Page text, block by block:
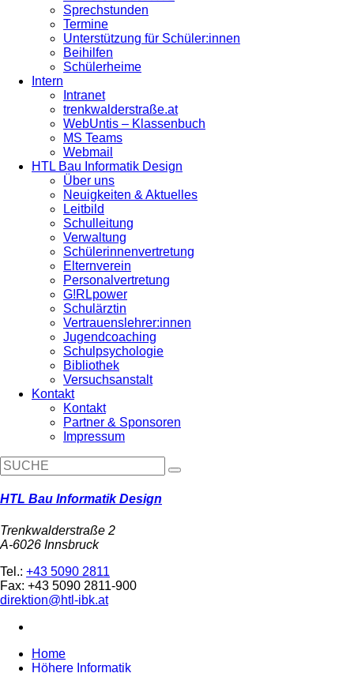
Sprechstunden
Termine
Unterstützung für Schüler:innen
Beihilfen
Schülerheime
Intern
Intranet
trenkwalderstraße.at
WebUntis – Klassenbuch
MS Teams
Webmail
HTL Bau Informatik Design
Über uns
Neuigkeiten & Aktuelles
Leitbild
Schulleitung
Verwaltung
Schülerinnenvertretung
Elternverein
Personalvertretung
G!RLpower
Schulärztin
Vertrauenslehrer:innen
Jugendcoaching
Schulpsychologie
Bibliothek
Versuchsanstalt
Kontakt
Kontakt
Partner & Sponsoren
Impressum
HTL Bau Informatik Design
Trenkwalderstraße 2
A-6026 Innsbruck
Tel.: +43 5090 2811
Fax: +43 5090 2811-900
direktion@htl-ibk.at
Home
Höhere Informatik